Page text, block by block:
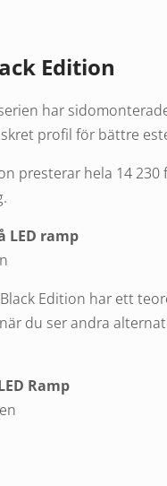
Edition
har
profil för bättre
presterar hela 14
LED ramp
Edition har ett
du ser andra
Ramp
(1000 Lumen +-